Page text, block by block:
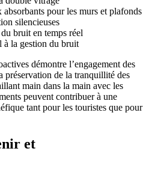
pour les murs et plafonds
silencieuses
bruit en temps réel
à la gestion du bruit
démontre l’engagement des
préservation de la tranquillité des
main dans la main avec les
peuvent contribuer à une
tant pour les touristes que pour
et